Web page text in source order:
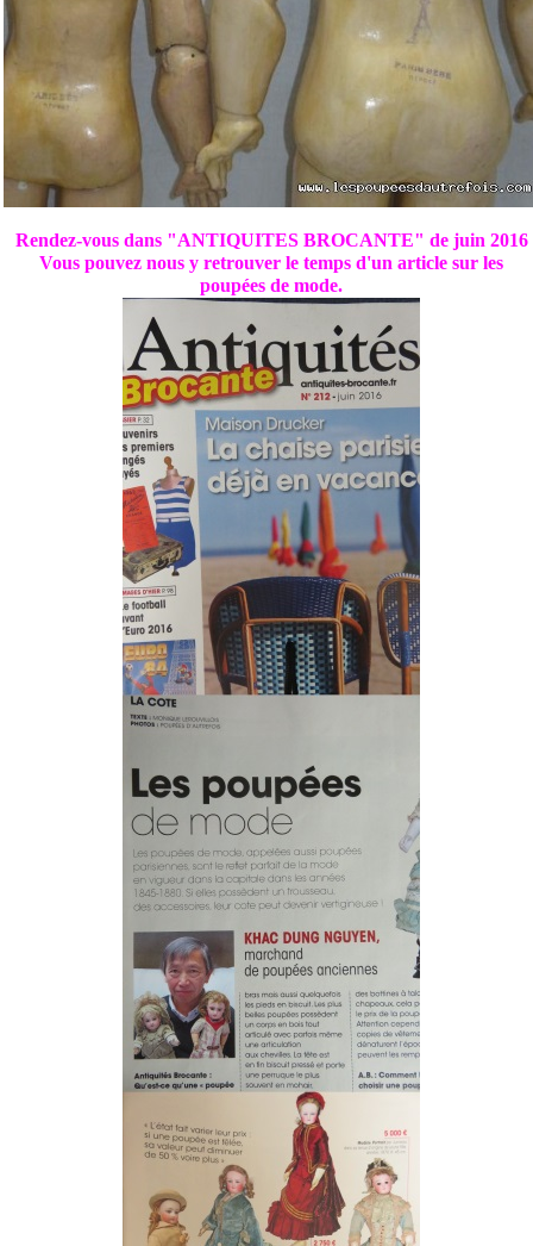
Rendez-vous dans "ANTIQUITES BROCANTE" de juin 2016
Vous pouvez nous y retrouver le temps d'un article sur les
poupées de mode.